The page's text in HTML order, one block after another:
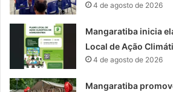
4 de agosto de 2026
Mangaratiba inicia
Local de Ação
4 de agosto de 2026
Mangaratiba